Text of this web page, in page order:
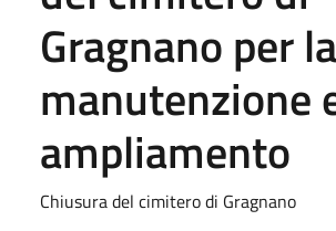
Gragnano per
manutenzione
ampliamento
Chiusura del cimitero di Gragnano